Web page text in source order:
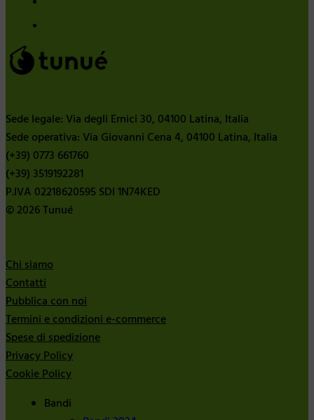
Sede legale: Via degli Ernici 30, 04100 Latina, Italia
Sede operativa: Via Giovanni Cena 4, 04100 Latina, Italia
(+39) 0773 661760
(+39) 3519192281
P.IVA 02218620595 SDI 1N74KED
© 2026 Tunué
Chi siamo
Contatti
Pubblica con noi
Termini e condizioni e-commerce
Spese di spedizione
Privacy Policy
Cookie Policy
Bandi